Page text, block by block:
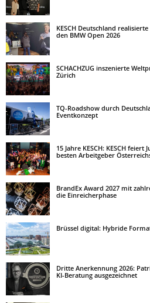
KESCH Deutschland
den BMW Open 2026
SCHACHZUG inszenierte
Zürich
TQ-Roadshow durch
Eventkonzept
15 Jahre KESCH: KESCH
besten Arbeitgeber
BrandEx Award 2027 mit
die Einreicherphase
Brüssel digital: Hybride
Dritte Anerkennung 2026:
KI-Beratung ausgezeichnet